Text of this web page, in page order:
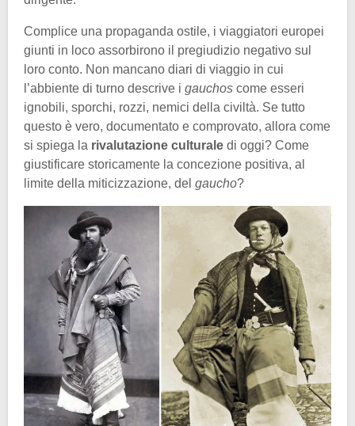
Complice una propaganda ostile, i viaggiatori europei
giunti in loco assorbirono il pregiudizio negativo sul
loro conto. Non mancano diari di viaggio in cui
l’abbiente di turno descrive i gauchos come esseri
ignobili, sporchi, rozzi, nemici della civiltà. Se tutto
questo è vero, documentato e comprovato, allora come
si spiega la rivalutazione culturale di oggi? Come
giustificare storicamente la concezione positiva, al
limite della miticizzazione, del gaucho?